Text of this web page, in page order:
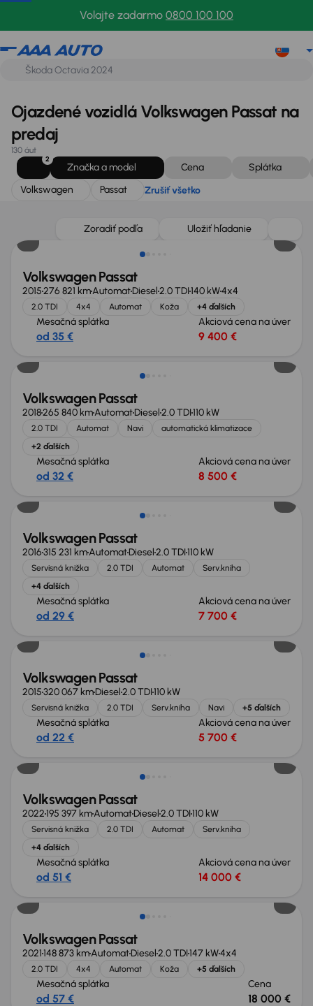
Volajte zadarmo 0800 100 100
Volkswagen
Ojazdené vozidlá Volkswagen Passat na
predaj
130 áut
2
Značka a model Cena
Splátka
Volkswagen
Passat Zrušiť všetko
Zoradiť podľa Uložiť hľadanie
Zlacnené o 700 €
Volkswagen Passat
2015276 821 kmAutomatDiesel2.0 TDI140 kW4x4
2.0 TDI 4x4 Automat Koža +4 ďalších
Mesačná splátka
od 35 €
Akciová cena na úver
9 400 €
Zlacnené o 1 700 €
Volkswagen Passat
2018265 840 kmAutomatDiesel2.0 TDI110 kW
2.0 TDI Automat Navi
automatická klimatizace
+2 ďalších
Mesačná splátka
od 32 €
Akciová cena na úver
8 500 €
Nové v ponuke
Volkswagen Passat
2016315 231 kmAutomatDiesel2.0 TDI110 kW
Servisná knižka 2.0 TDI Automat
Serv.kniha
+4 ďalších
Mesačná splátka
od 29 €
Akciová cena na úver
7 700 €
Volkswagen Passat
2015320 067 kmDiesel2.0 TDI110 kW
Servisná knižka 2.0 TDI Serv.kniha Navi +5 ďalších
Mesačná splátka
od 22 €
Akciová cena na úver
5 700 €
Volkswagen Passat
2022195 397 kmAutomatDiesel2.0 TDI110 kW
Servisná knižka 2.0 TDI Automat
Serv.kniha
+4 ďalších
Mesačná splátka
od 51 €
Akciová cena na úver
14 000 €
Možnosť odpočtu DPH
Volkswagen Passat
2021148 873 kmAutomatDiesel2.0 TDI147 kW4x4
2.0 TDI 4x4 Automat Koža +5 ďalších
Mesačná splátka
od 57 €
Cena
18 000 €